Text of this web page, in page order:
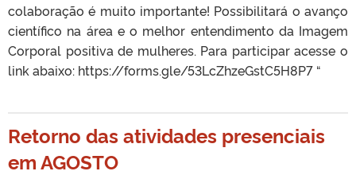
colaboração é muito importante! Possibilitará o avanço
científico na área e o melhor entendimento da Imagem
Corporal positiva de mulheres. Para participar acesse o
link abaixo: https://forms.gle/53LcZhzeGstC5H8P7 “
Retorno das atividades presenciais
em AGOSTO